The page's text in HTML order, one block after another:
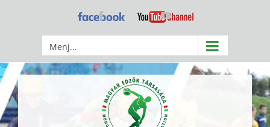
Facebook YouTube
Menj...